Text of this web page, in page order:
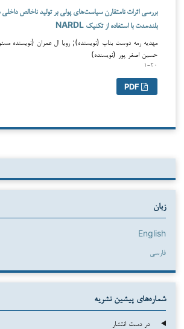
بررسی اثرات نامتقارن سیاست‌های پولی بر تولید ناخالص
بلندمدت با استفاده از تکنیک NARDL
مهدیه رمه دوست بناب (نویسنده); رویا ال عمران (نویسنده
حسین اصغر پور (نویسنده)
۱-۲۰
زبان
English
فارسی
شماره‌های پیشین نشریه
در دست انتشار